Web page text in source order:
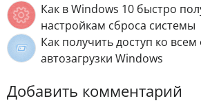
Как в Windows 10 быстро
настройкам сброса системы
Как получить доступ ко
автозагрузки Windows
Добавить комментарий